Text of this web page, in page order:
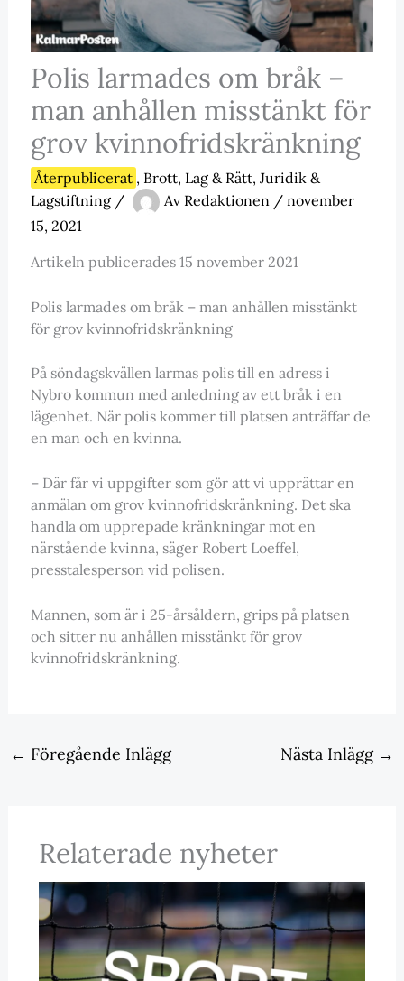
Polis larmades om bråk –
man anhållen misstänkt för
grov kvinnofridskränkning
Återpublicerat , Brott, Lag & Rätt, Juridik &
Lagstiftning/ Av Redaktionen / november
15, 2021
Artikeln publicerades 15 november 2021
Polis larmades om bråk – man anhållen misstänkt
för grov kvinnofridskränkning
På söndagskvällen larmas polis till en adress i
Nybro kommun med anledning av ett bråk i en
lägenhet. När polis kommer till platsen anträffar de
en man och en kvinna.
– Där får vi uppgifter som gör att vi upprättar en
anmälan om grov kvinnofridskränkning. Det ska
handla om upprepade kränkningar mot en
närstående kvinna, säger Robert Loeffel,
presstalesperson vid polisen.
Mannen, som är i 25-årsåldern, grips på platsen
och sitter nu anhållen misstänkt för grov
kvinnofridskränkning.
← Föregående Inlägg Nästa Inlägg →
Relaterade nyheter